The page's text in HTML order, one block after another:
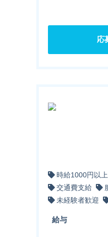
応
時給1000円以上
交通費支給
未経験者歓迎
給与